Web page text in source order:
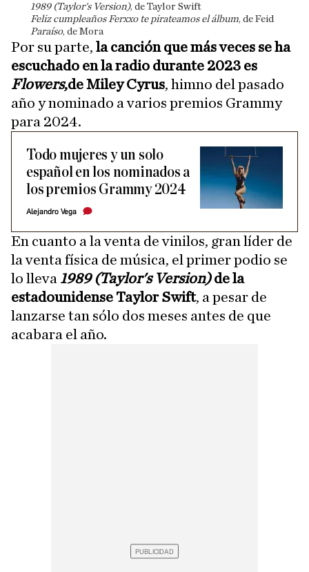
1989 (Taylor's Version), de Taylor Swift
Feliz cumpleaños Ferxxo te pirateamos el álbum, de Feid
Paraíso, de Mora
Por su parte, la canción que más veces se ha
escuchado en la radio durante 2023 es
Flowers,de Miley Cyrus, himno del pasado
año y nominado a varios premios Grammy
para 2024.
Todo mujeres y un solo
español en los nominados a
los premios Grammy 2024
Alejandro Vega
En cuanto a la venta de vinilos, gran líder de
la venta física de música, el primer podio se
lo lleva 1989 (Taylor's Version)de la
estadounidense Taylor Swift, a pesar de
lanzarse tan sólo dos meses antes de que
acabara el año.